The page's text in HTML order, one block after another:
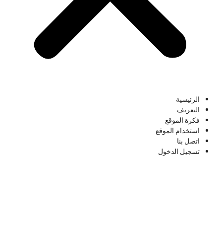
الرئيسية
التعريف
فكرة الموقع
استخدام الموقع
اتصل بنا
تسجيل الدخول